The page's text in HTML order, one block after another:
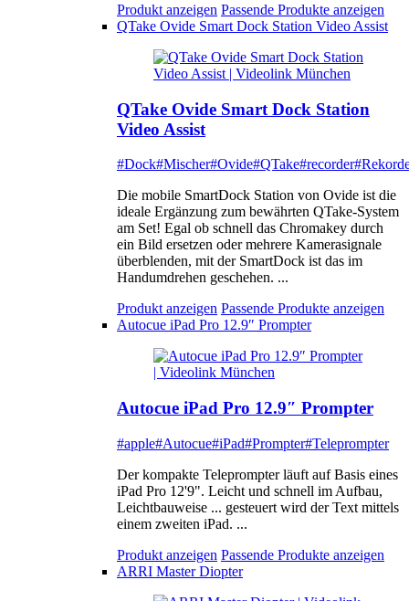
Produkt anzeigen Passende Produkte anzeigen
QTake Ovide Smart Dock Station Video Assist
QTake Ovide Smart Dock Station
Video Assist
#Dock#Mischer#Ovide#QTake#recorder
Die mobile SmartDock Station von Ovide ist die
ideale Ergänzung zum bewährten QTake-System
am Set! Egal ob schnell das Chromakey durch
ein Bild ersetzen oder mehrere Kamerasignale
überblenden, mit der SmartDock ist das im
Handumdrehen geschehen. ...
Produkt anzeigen Passende Produkte anzeigen
Autocue iPad Pro 12.9″ Prompter
Autocue iPad Pro 12.9″ Prompter
#apple#Autocue#iPad#Prompter#Teleprompter
Der kompakte Teleprompter läuft auf Basis eines
iPad Pro 12'9". Leicht und schnell im Aufbau,
Leichtbauweise ... gesteuert wird der Text mittels
einem zweiten iPad. ...
Produkt anzeigen Passende Produkte anzeigen
ARRI Master Diopter